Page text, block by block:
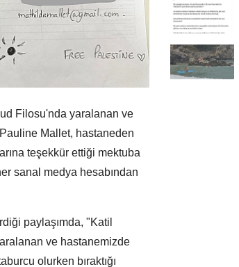
Filosu'nda yaralanan ve
Mallet, hastaneden
teşekkür ettiği mektuba
sanal medya hesabından
paylaşımda, "Katil
ve hastanemizde
olurken bıraktığı